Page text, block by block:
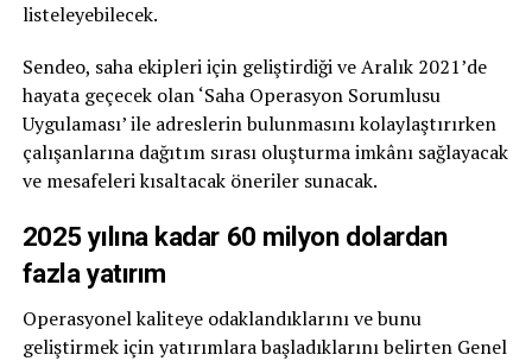
listeleyebilecek.
Sendeo, saha ekipleri için geliştirdiği ve Aralık 2021’de
hayata geçecek olan ‘Saha Operasyon Sorumlusu
Uygulaması’ ile adreslerin bulunmasını kolaylaştırırken
çalışanlarına dağıtım sırası oluşturma imkânı sağlayacak
ve mesafeleri kısaltacak öneriler sunacak.
2025 yılına kadar 60 milyon dolardan
fazla yatırım
Operasyonel kaliteye odaklandıklarını ve bunu
geliştirmek için yatırımlara başladıklarını belirten Genel